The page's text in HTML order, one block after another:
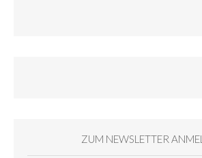
ZUM NEWSLETTER